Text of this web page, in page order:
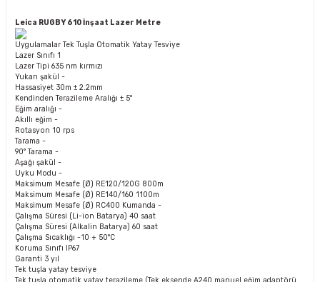
Leica RUGBY 610 İnşaat Lazer Metre
Uygulamalar Tek Tuşla Otomatik Yatay Tesviye
Lazer Sınıfı 1
Lazer Tipi 635 nm kırmızı
Yukarı şakül -
Hassasiyet 30m ± 2.2mm
Kendinden Terazileme Aralığı ± 5°
Eğim aralığı -
Akıllı eğim -
Rotasyon 10 rps
Tarama -
90° Tarama -
Aşağı şakül -
Uyku Modu -
Maksimum Mesafe (Ø) RE120/120G 800m
Maksimum Mesafe (Ø) RE140/160 1100m
Maksimum Mesafe (Ø) RC400 Kumanda -
Çalışma Süresi (Li-ion Batarya) 40 saat
Çalışma Süresi (Alkalin Batarya) 60 saat
Çalışma Sıcaklığı -10 + 50°C
Koruma Sınıfı
IP67
Garanti 3 yıl
Tek tuşla yatay tesviye